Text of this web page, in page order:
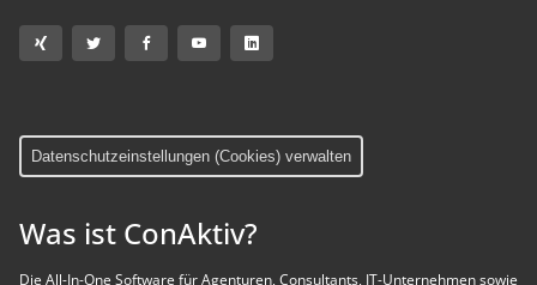
Datenschutzeinstellungen (Cookies) verwalten
Was ist ConAktiv?
Die All-In-One Software für Agenturen, Consultants, IT-Unternehmen sowie